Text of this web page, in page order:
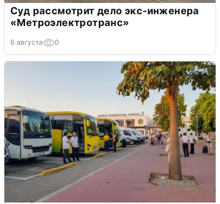
Суд рассмотрит дело экс-инженера
«Метроэлектротранс»
6 августа 0